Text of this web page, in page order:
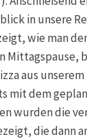
in unse­re
wie man
Mit­tags­pau­se,
aus
mit dem
wur­den die
die dann